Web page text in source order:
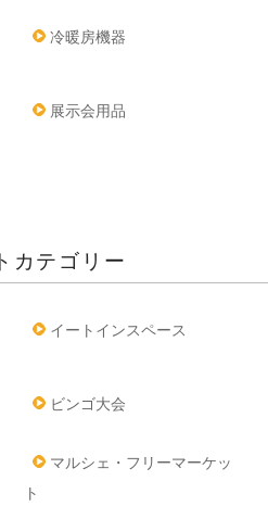
冷暖房機器
展示会用品
カテゴリー
イートインスペース
ビンゴ大会
マルシェ・フリーマーケッ
ト